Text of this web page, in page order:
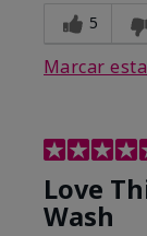
5
Marcar
Love
Wash